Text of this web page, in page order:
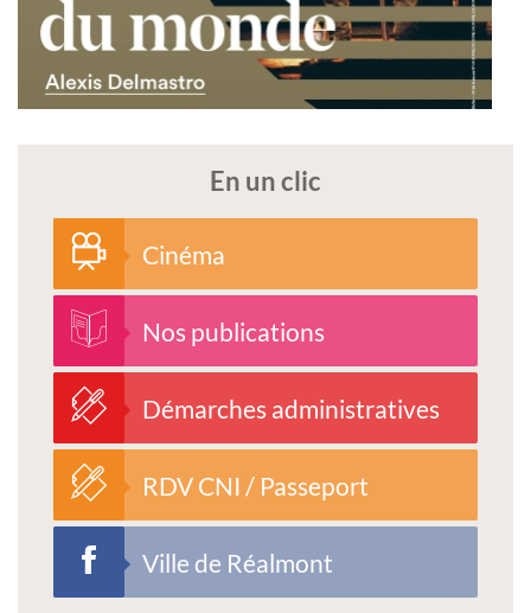
En un clic
Cinéma
Nos publications
Démarches administratives
RDV CNI / Passeport
Ville de Réalmont